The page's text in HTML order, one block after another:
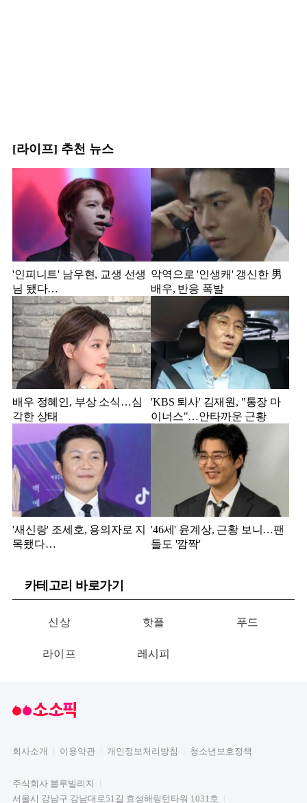
[라이프] 추천 뉴스
'인피니트' 남우현, 교생 선생
님 됐다…
악역으로 '인생캐' 갱신한 男
배우, 반응 폭발
배우 정혜인, 부상 소식…심
각한 상태
'KBS 퇴사' 김재원, "통장 마
이너스"…안타까운 근황
'새신랑' 조세호, 용의자로 지
목됐다…
'46세' 윤계상, 근황 보니…팬
들도 '깜짝'
카테고리 바로가기
신상 핫플 푸드
라이프 레시피
회사소개 이용약관 개인정보처리방침 청소년보호정책
주식회사 블루빌리지
서울시 강남구 강남대로51길 효성해링턴타워 1031호